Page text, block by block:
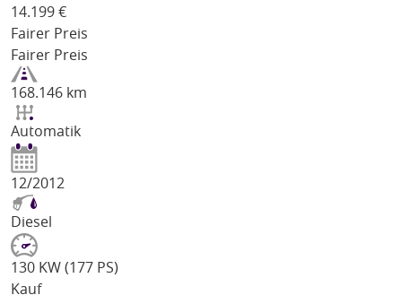
14.199 €
Fairer Preis
Fairer Preis
168.146 km
Automatik
12/2012
Diesel
130 KW (177 PS)
Kauf